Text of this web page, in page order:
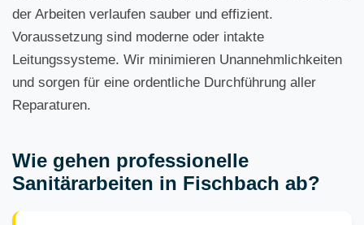
der Arbeiten verlaufen sauber und effizient.
Voraussetzung sind moderne oder intakte
Leitungssysteme. Wir minimieren Unannehmlichkeiten
und sorgen für eine ordentliche Durchführung aller
Reparaturen.
Wie gehen professionelle
Sanitärarbeiten in Fischbach ab?